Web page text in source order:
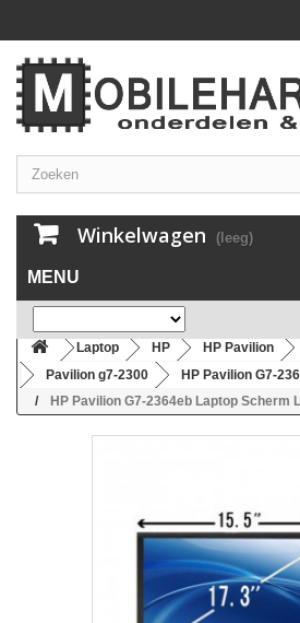
Winkelwagen (leeg)
MENU
Laptop HP HP Pavilion
Pavilion g7-2300
HP Pavilion G7-
HP Pavilion G7-2364eb Laptop Scherm